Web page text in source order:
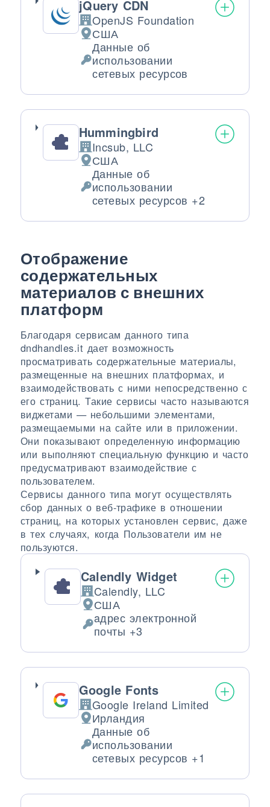
jQuery CDN
Компания:
OpenJS Foundation
Место обработки:
США
Обрабатываемые персональные
Данные об
использовании
сетевых ресурсов
Hummingbird
Компания:
Incsub, LLC
Место обработки:
США
Обрабатываемые персональные
Данные об
использовании
сетевых ресурсов +2
Отображение
содержательных
материалов с внешних
платформ
Благодаря сервисам данного типа
dndhandles.it дает возможность
просматривать содержательные материалы,
размещенные на внешних платформах, и
взаимодействовать с ними непосредственно с
его страниц. Такие сервисы часто называются
виджетами — небольшими элементами,
размещаемыми на сайте или в приложении.
Они показывают определенную информацию
или выполняют специальную функцию и часто
предусматривают взаимодействие с
пользователем.
Сервисы данного типа могут осуществлять
сбор данных о веб-трафике в отношении
страниц, на которых установлен сервис, даже
в тех случаях, когда Пользователи им не
пользуются.
Calendly Widget
Компания:
Calendly, LLC
Место обработки:
США
Обрабатываемые персональные
aдрес электронной
почты +3
Google Fonts
Компания:
Google Ireland Limited
Место обработки:
Ирландия
Обрабатываемые персональные
Данные об
использовании
сетевых ресурсов +1